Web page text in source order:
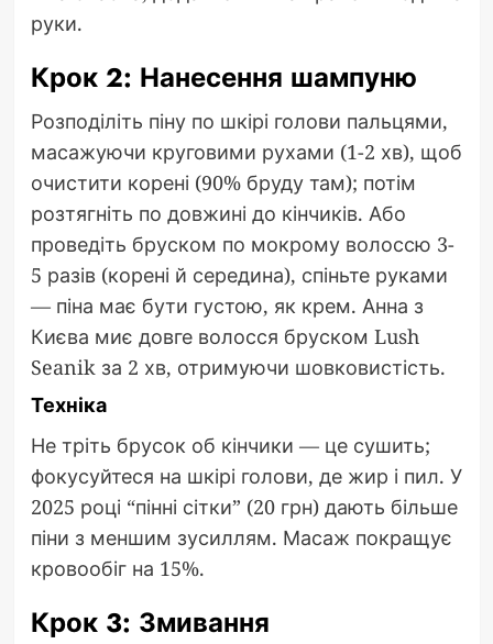
руки.
Крок 2: Нанесення шампуню
Розподіліть піну по шкірі голови пальцями,
масажуючи круговими рухами (1-2 хв), щоб
очистити корені (90% бруду там); потім
розтягніть по довжині до кінчиків. Або
проведіть бруском по мокрому волоссю 3-
5 разів (корені й середина), спіньте руками
— піна має бути густою, як крем. Анна з
Києва миє довге волосся бруском Lush
Seanik за 2 хв, отримуючи шовковистість.
Техніка
Не тріть брусок об кінчики — це сушить;
фокусуйтеся на шкірі голови, де жир і пил. У
2025 році “пінні сітки” (20 грн) дають більше
піни з меншим зусиллям. Масаж покращує
кровообіг на 15%.
Крок 3: Змивання